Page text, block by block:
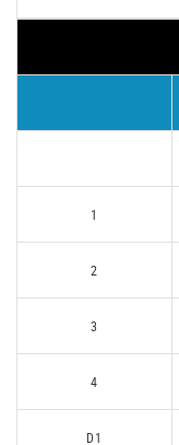
1
2
3
4
D1